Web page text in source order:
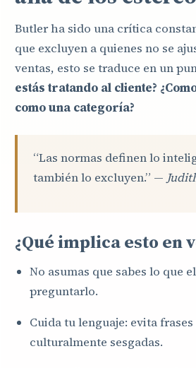
Butler ha sido una crítica
que excluyen a quienes no se
ventas, esto se traduce en un
estás tratando al cliente?
como una categoría?
“Las normas definen lo
también lo excluyen.” —
¿Qué implica esto en
No asumas que sabes lo que
preguntarlo.
Cuida tu lenguaje: evita
culturalmente sesgadas.